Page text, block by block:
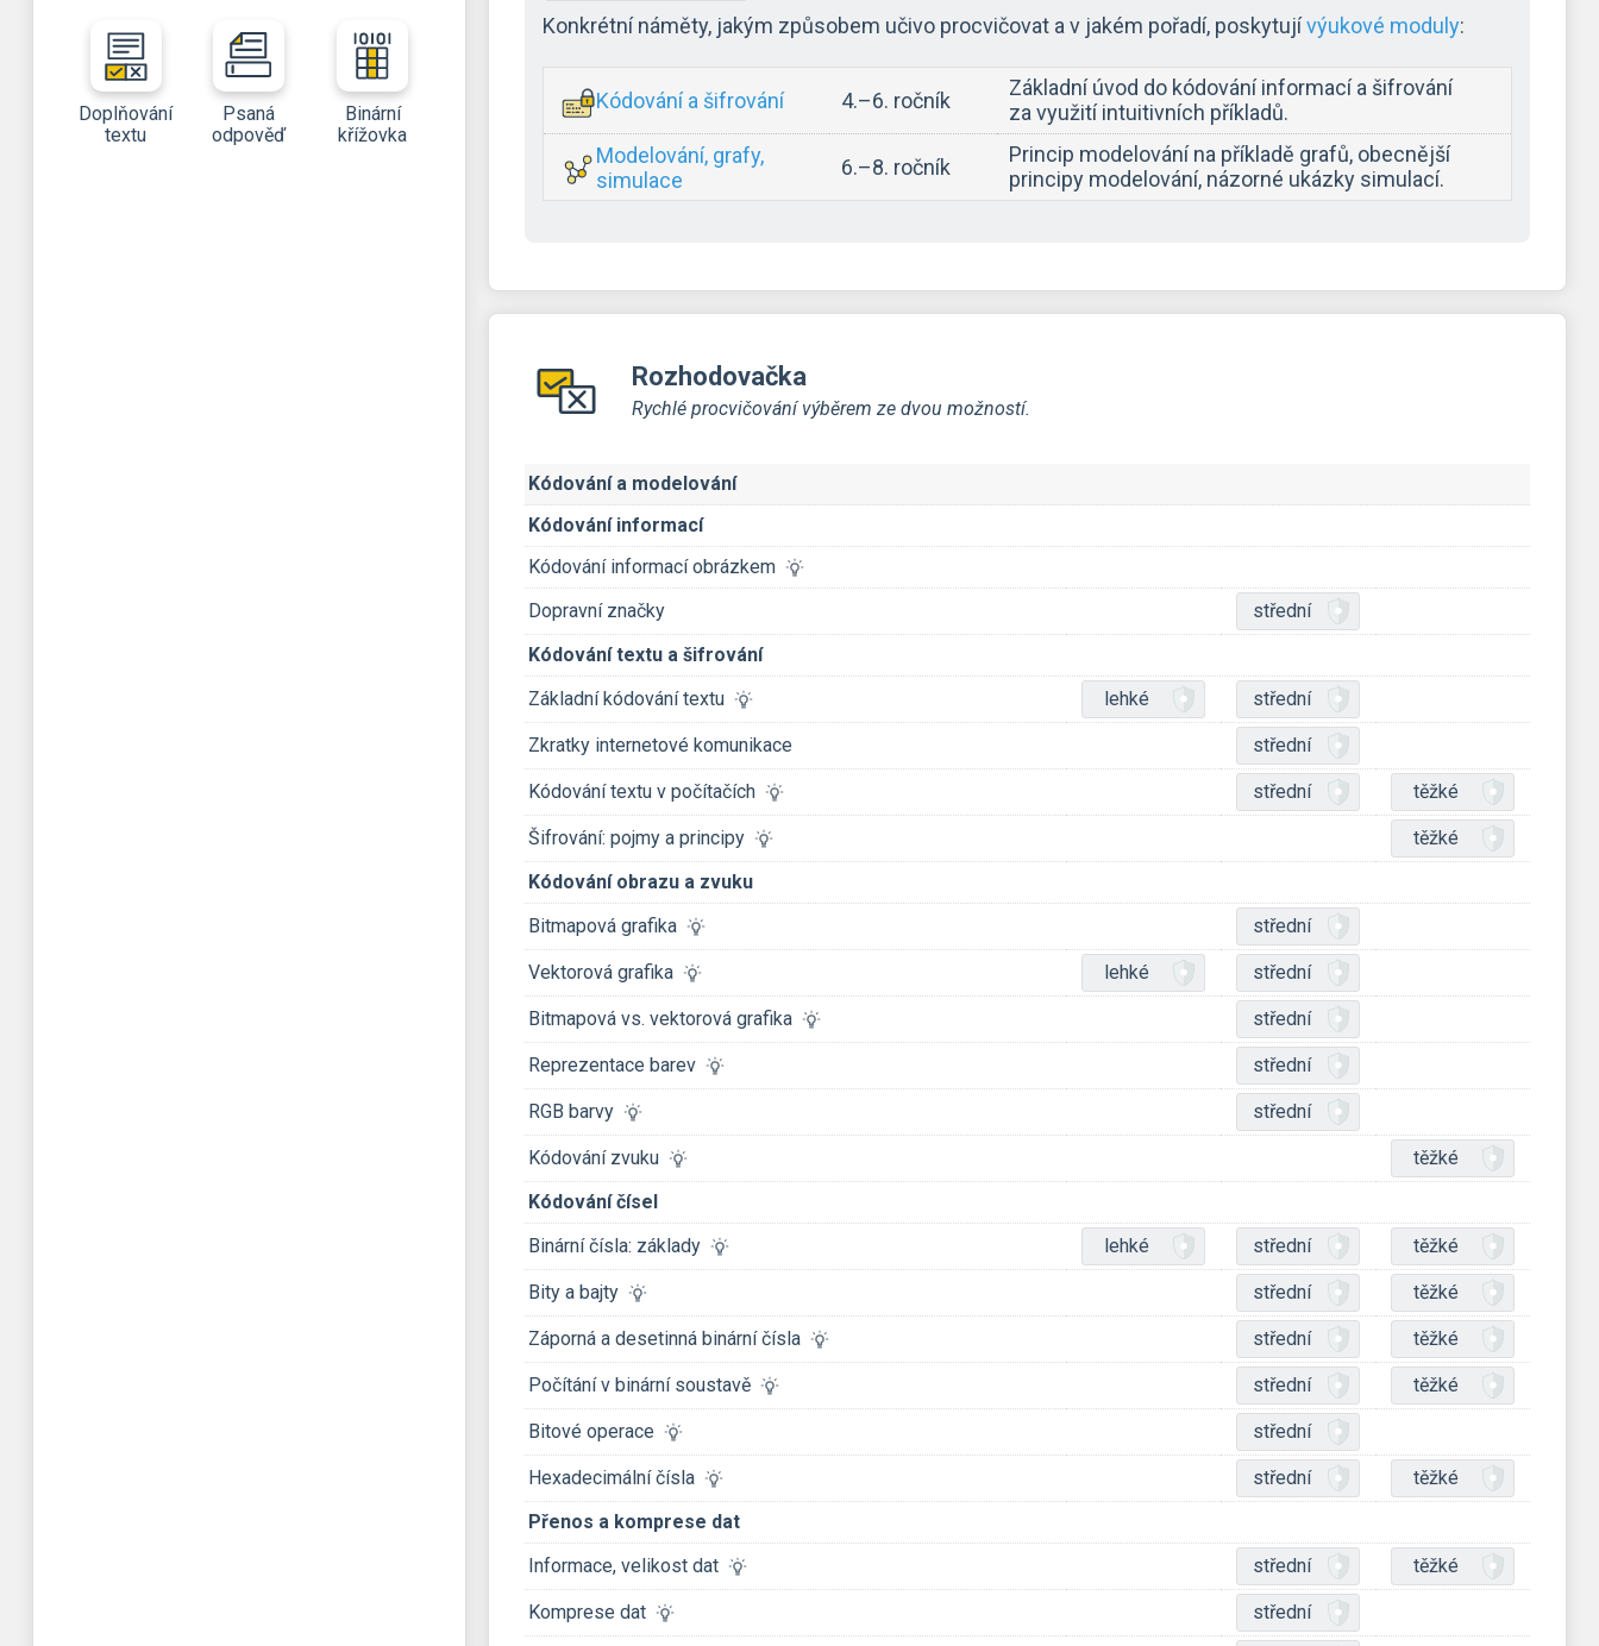
Doplňování
textu
Psaná
odpověď
Binární
křížovka
Konkrétní náměty, jakým způsobem učivo procvičovat a v jakém pořadí, poskytujívýukové moduly:
Kódování a šifrování 4.–6. ročník
Základní úvod do kódování informací a šifrování
za využití intuitivních příkladů.
Modelování, grafy,
simulace
6.–8. ročník
Princip modelování na příkladě grafů, obecnější
principy modelování, názorné ukázky simulací.
Rozhodovačka
Rychlé procvičování výběrem ze dvou možností.
Kódování a modelování
Kódování informací
Kódování informací obrázkem
Dopravní značky
střední
Kódování textu a šifrování
Základní kódování textu
lehké střední
Zkratky internetové komunikace střední
Kódování textu v počítačích střední těžké
Šifrování: pojmy a principy
těžké
Kódování obrazu a zvuku
Bitmapová grafika
střední
Vektorová grafika lehké střední
Bitmapová vs. vektorová grafika střední
Reprezentace barev střední
RGB barvy střední
Kódování zvuku
těžké
Kódování čísel
Binární čísla: základy
lehké střední těžké
Bity a bajty střední těžké
Záporná a desetinná binární čísla střední těžké
Počítání v binární soustavě střední těžké
Bitové operace střední
Hexadecimální čísla střední
těžké
Přenos a komprese dat
Informace, velikost dat
střední těžké
Komprese dat střední